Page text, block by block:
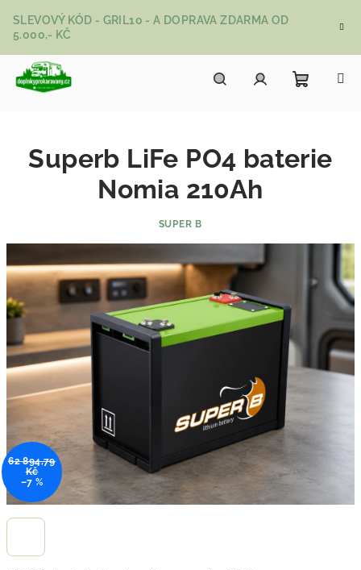
SLEVOVÝ KÓD - GRIL10 - A DOPRAVA ZDARMA OD
5.000,- KČ
Superb LiFe PO4 baterie
Nomia 210Ah
SUPER B
62 894,79
Kč
–7 %